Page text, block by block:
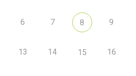
6 7 8 9
13 14 15 16